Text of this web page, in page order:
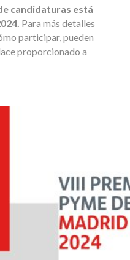
candidaturas está
Para más detalles
participar, pueden
proporcionado a